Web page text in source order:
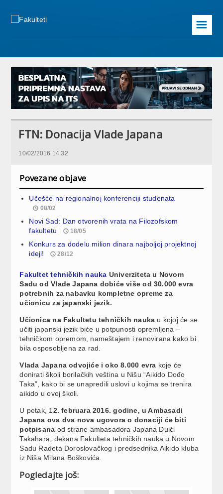
☰
FTN: Donacija Vlade Japana
10/02/2016 14:32
Povezane objave
Učešće na regionalnoj konferenciji studenata
08/02
Novi Sad: Dan otvorenih vrata na Filozofskom
fakultetu
18/05
Konkurs za dodelu milion dinara najboljoj projektnoj
ideji!
28/12
Fakultet tehničkih nauka Univerziteta u Novom
Sadu od Vlade Japana dobiće više od 30.000 evra
potrebnih za nabavku kompletne opreme za
učionicu za japanski jezik.
Učionica na Fakultetu tehničkih nauka u kojoj će se
učiti japanski jezik biće u potpunosti opremljena –
tehničkom opremom, nameštajem i renovirana kako bi
bila osposobljena za rad.
Vlada Japana odvojiće i oko 8.000 evra koje će
donirati školi borilačkih veština u Nišu “Aikido Dođo
Taka”, kako bi se unapredili uslovi u kojima se trenira
aikido u ovoj školi.
U petak, 1 2. februara 2016. godine, u Ambasadi
Japana ova dva nova ugovora o donaciji će biti
potpisana od strane ambasadora Japana Đuići
Takahara, dekana Fakulteta tehničkih nauka u Novom
Sadu Radeta Doroslovačkog i predsednika Aikido kluba
iz Niša Milana Boškovića.
Pogledajte još: